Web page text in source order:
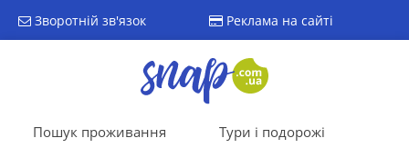
Зворотній зв'язок Реклама на сайті
Пошук проживання Тури і подорожі